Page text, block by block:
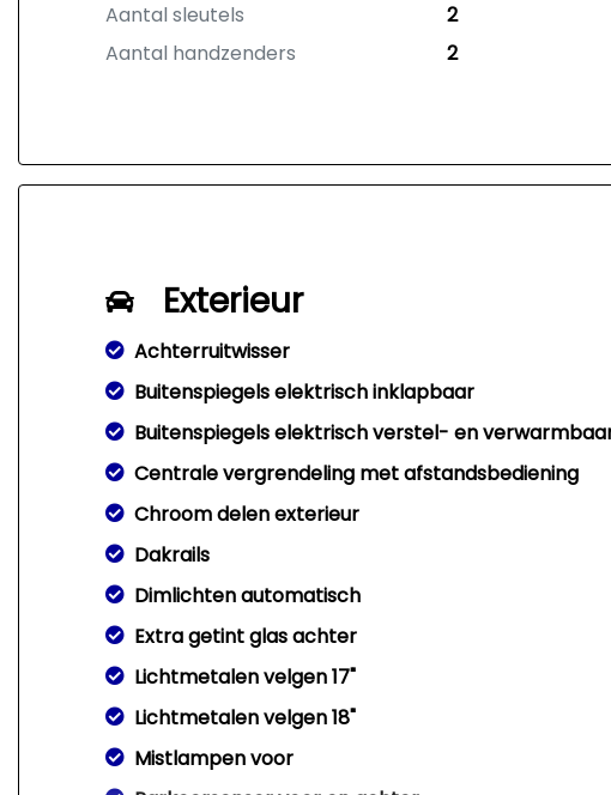
Aantal sleutels
2
Aantal handzenders
2
Exterieur
Achterruitwisser
Buitenspiegels elektrisch inklapbaar
Buitenspiegels elektrisch verstel- en
Centrale vergrendeling met afstandsbediening
Chroom delen exterieur
Dakrails
Dimlichten automatisch
Extra getint glas achter
Lichtmetalen velgen 17"
Lichtmetalen velgen 18"
Mistlampen voor